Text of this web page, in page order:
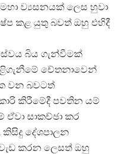
ව්යසනයක් ලෙස හුවා
කළ යුතු බවත් ඔහු එහිදී
සේවය බිය ගැන්වීමක්
චේතනාවෙන්
වන බවටත්
කිරීමේදී පවතින යම්
සාකච්ඡා කර
දේශපාලන
කරන ලෙසත් ඔහු